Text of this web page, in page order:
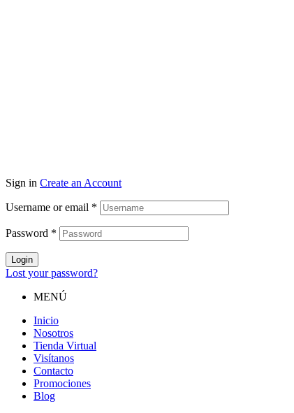
Sign in Create an Account
Username or email *
Password *
Login
Lost your password?
MENÚ
Inicio
Nosotros
Tienda Virtual
Visítanos
Contacto
Promociones
Blog